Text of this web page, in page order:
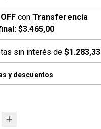
con Transferencia
$3.465,00
sin interés de $1.283,33
y descuentos